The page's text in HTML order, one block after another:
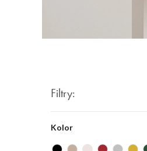
Filtry:
Kolor